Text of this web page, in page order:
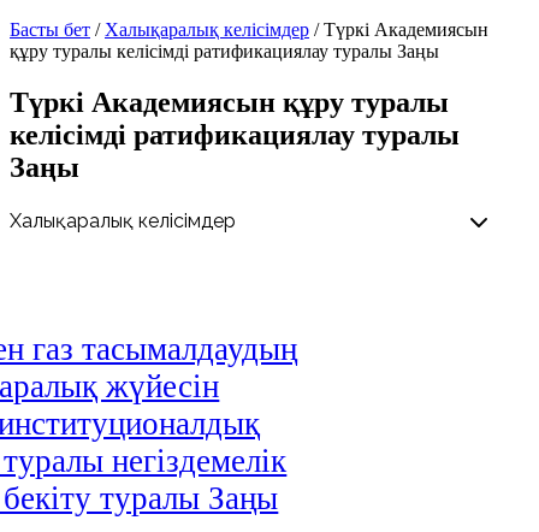
Басты бет / Халықаралық келісімдер /Түркі Академиясын
құру туралы келісімді ратификациялау туралы Заңы
Түркі Академиясын құру туралы
келісімді ратификациялау туралы
Заңы
газ тасымалдаудың
жүйесін
туралы негіздемелік
бекіту туралы Заңы